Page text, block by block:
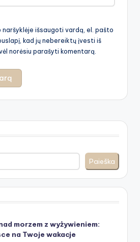
išsaugoti vardą, el. pašto
kad jų nebereiktų įvesti iš
norėsiu parašyti komentarą.
Paieška
morzem z wyżywieniem:
na Twoje wakacje